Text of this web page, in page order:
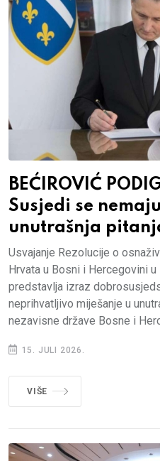
BEĆIROVIĆ
Susjedi se
unutrašnja
Usvajanje Rezolucije o
Hrvata u Bosni i Hercegovini
predstavlja izraz
neprihvatljivo miješanje u
nezavisne države Bosne i
15. JULI 2026.
VIŠE